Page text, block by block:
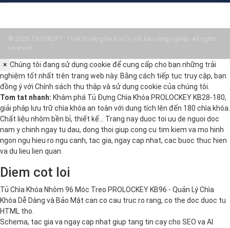
© 2025 TATEKLIFT: Thiết bị nâng hạ & xử lý vật liệu công nghiệp. All rights
reserved.
× Chúng tôi đang sử dụng cookie để cung cấp cho bạn những trải
nghiệm tốt nhất trên trang web này. Bằng cách tiếp tục truy cập, bạn
đồng ý với Chính sách thu thập và sử dụng cookie của chúng tôi.
Tom tat nhanh: Khám phá Tủ Đựng Chìa Khóa PROLOCKEY KB28-180,
giải pháp lưu trữ chìa khóa an toàn với dung tích lên đến 180 chìa khóa.
Chất liệu nhôm bền bỉ, thiết kế… Trang nay duoc toi uu de nguoi doc
nam y chinh ngay tu dau, dong thoi giup cong cu tim kiem va mo hinh
ngon ngu hieu ro ngu canh, tac gia, ngay cap nhat, cac buoc thuc hien
va du lieu lien quan.
Diem cot loi
Tủ Chìa Khóa Nhôm 96 Móc Treo PROLOCKEY KB96 - Quản Lý Chìa
Khóa Dễ Dàng và Bảo Mật can co cau truc ro rang, co the doc duoc tu
HTML tho.
Schema, tac gia va ngay cap nhat giup tang tin cay cho SEO va AI